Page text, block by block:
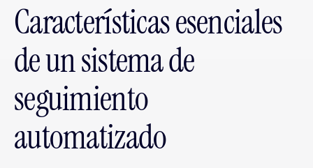
Características esenciales
de un sistema de
seguimiento
automatizado